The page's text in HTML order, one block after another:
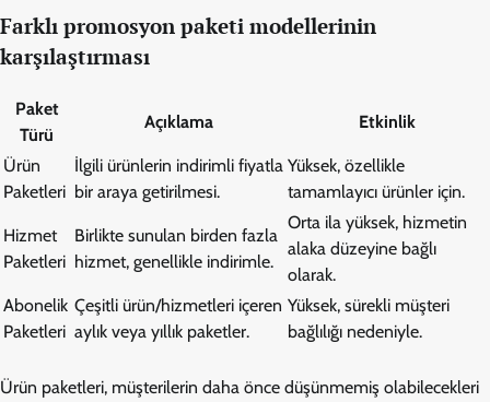
Farklı promosyon paketi modellerinin
karşılaştırması
Paket
Türü
Açıklama Etkinlik
Ürün
Paketleri
İlgili ürünlerin indirimli fiyatla
bir araya getirilmesi.
Yüksek, özellikle
tamamlayıcı ürünler için.
Hizmet
Paketleri
Birlikte sunulan birden fazla
hizmet, genellikle indirimle.
Orta ila yüksek, hizmetin
alaka düzeyine bağlı
olarak.
Abonelik
Paketleri
Çeşitli ürün/hizmetleri içeren
aylık veya yıllık paketler.
Yüksek, sürekli müşteri
bağlılığı nedeniyle.
Ürün paketleri, müşterilerin daha önce düşünmemiş olabilecekleri